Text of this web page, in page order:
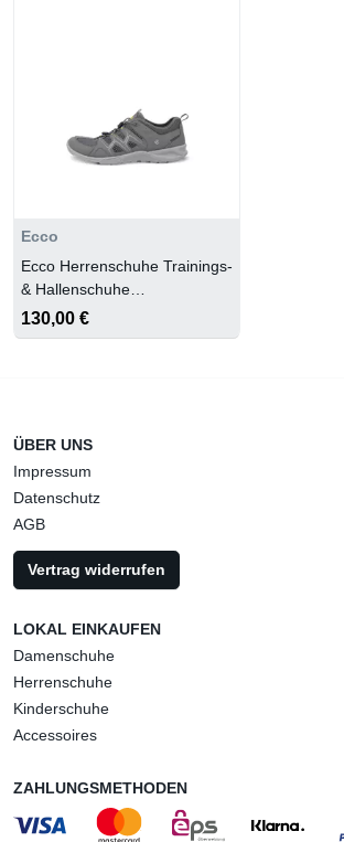
Ecco
Ecco Herrenschuhe Trainings-
& Hallenschuhe
MAGNET/MAGNET
130,00 €
ÜBER UNS
Impressum
Datenschutz
AGB
Vertrag widerrufen
LOKAL EINKAUFEN
Damenschuhe
Herrenschuhe
Kinderschuhe
Accessoires
ZAHLUNGSMETHODEN